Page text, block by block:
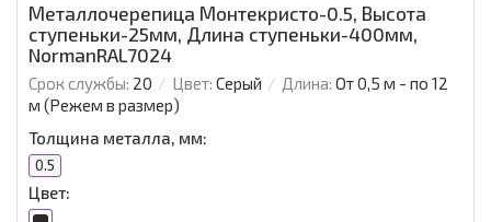
Металлочерепица Монтекристо-0.5, Высота
ступеньки-25мм, Длина ступеньки-400мм,
NormanRAL7024
Срок службы: 20 Цвет: Серый Длина: От 0,5 м - по 12
м (Режем в размер)
Толщина металла, мм:
0.5
Цвет: